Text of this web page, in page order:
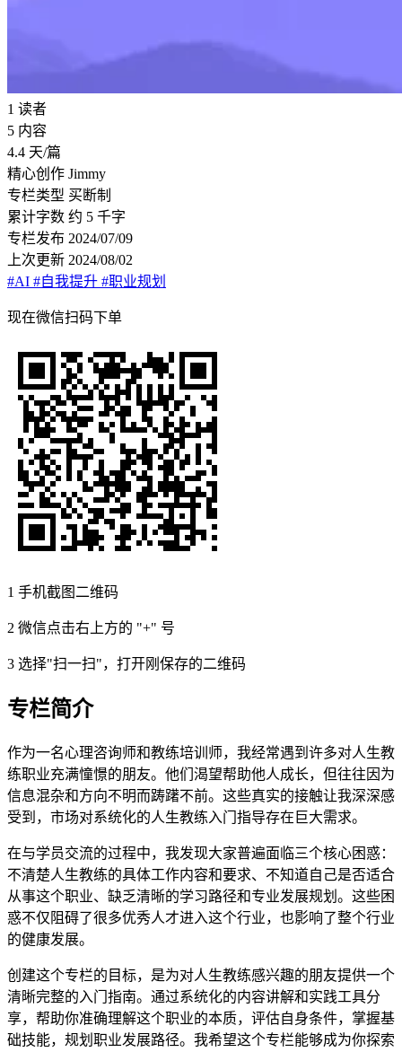
1 读者
5 内容
4.4 天/篇
精心创作 Jimmy
专栏类型 买断制
累计字数 约 5 千字
专栏发布 2024/07/09
上次更新 2024/08/02
#AI #自我提升 #职业规划
现在微信扫码下单
1 手机截图二维码
2 微信点击右上方的 "+" 号
3 选择"扫一扫"，打开刚保存的二维码
专栏简介
作为一名心理咨询师和教练培训师，我经常遇到许多对人生教
练职业充满憧憬的朋友。他们渴望帮助他人成长，但往往因为
信息混杂和方向不明而踌躇不前。这些真实的接触让我深深感
受到，市场对系统化的人生教练入门指导存在巨大需求。
在与学员交流的过程中，我发现大家普遍面临三个核心困惑：
不清楚人生教练的具体工作内容和要求、不知道自己是否适合
从事这个职业、缺乏清晰的学习路径和专业发展规划。这些困
惑不仅阻碍了很多优秀人才进入这个行业，也影响了整个行业
的健康发展。
创建这个专栏的目标，是为对人生教练感兴趣的朋友提供一个
清晰完整的入门指南。通过系统化的内容讲解和实践工具分
享，帮助你准确理解这个职业的本质，评估自身条件，掌握基
础技能，规划职业发展路径。我希望这个专栏能够成为你探索